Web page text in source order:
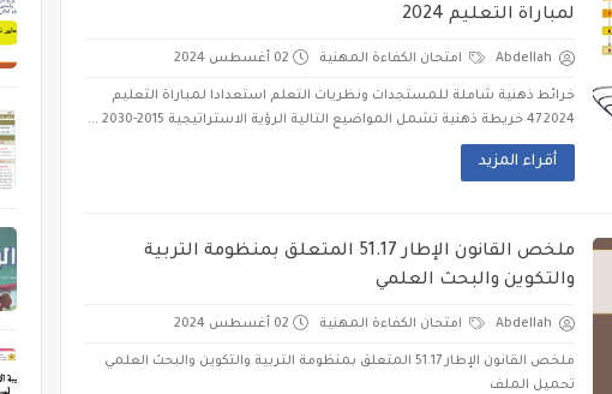
لمباراة التعليم 2024
Abdellah امتحان الكفاءة المهنية 02 أغسطس 2024
خرائط ذهنية شاملة للمستجدات ونظريات التعلم استعدادا لمباراة التعليم
2024 47 خريطة ذهنية تشمل المواضيع التالية الرؤية الاستراتيجية 2015-2030 ...
أقراء المزيد
ملخص القانون الإطار 51.17 المتعلق بمنظومة التربية
والتكوين والبحث العلمي
Abdellah امتحان الكفاءة المهنية 02 أغسطس 2024
ملخص القانون الإطار 51.17 المتعلق بمنظومة التربية والتكوين والبحث العلمي
تحميل الملف